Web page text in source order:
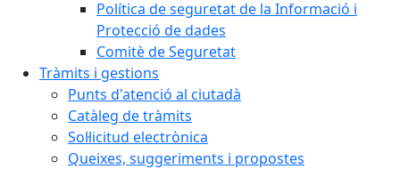
Política de seguretat de la Informació i
Protecció de dades
Comitè de Seguretat
Tràmits i gestions
Punts d'atenció al ciutadà
Catàleg de tràmits
Sol·licitud electrònica
Queixes, suggeriments i propostes